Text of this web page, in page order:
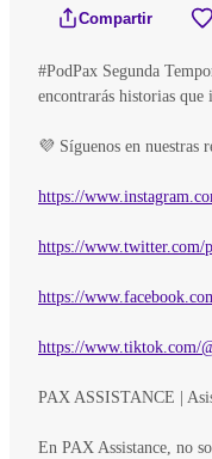
Compartir
#PodPax Segunda
encontrarás historias
💜 Síguenos en nuestras
https://
https://www.twitter.com/
https://
https://www.tiktok.com/
PAX ASSISTANCE |
En PAX Assistance, no